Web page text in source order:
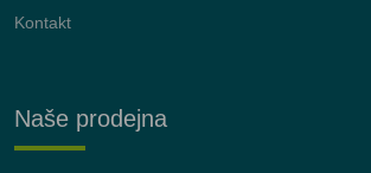
Kontakt
Naše prodejna